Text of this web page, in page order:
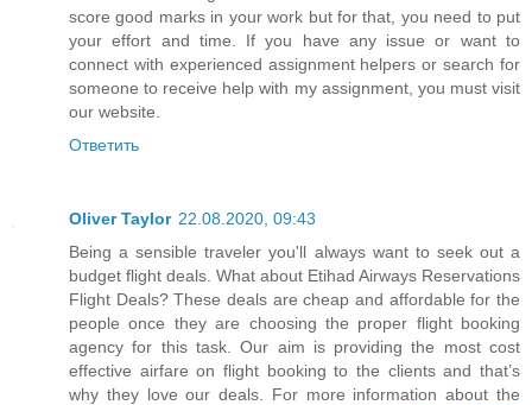
score good marks in your work but for that, you need to put
your effort and time. If you have any issue or want to
connect with experienced assignment helpers or search for
someone to receive help with my assignment, you must visit
our website.
Ответить
Oliver Taylor 22.08.2020, 09:43
Being a sensible traveler you'll always want to seek out a
budget flight deals. What about Etihad Airways Reservations
Flight Deals? These deals are cheap and affordable for the
people once they are choosing the proper flight booking
agency for this task. Our aim is providing the most cost
effective airfare on flight booking to the clients and that’s
why they love our deals. For more information about the